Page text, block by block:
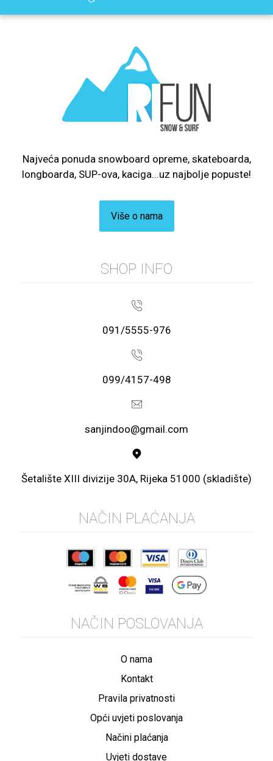
Najveća ponuda snowboard opreme, skateboarda,
longboarda, SUP-ova, kaciga...uz najbolje popuste!
Više o nama
SHOP INFO
091/5555-976
099/4157-498
sanjindoo@gmail.com
Šetalište XIII divizije 30A, Rijeka 51000 (skladište)
NAČIN PLAĆANJA
NAČIN POSLOVANJA
O nama
Kontakt
Pravila privatnosti
Opći uvjeti poslovanja
Načini plaćanja
Uvjeti dostave